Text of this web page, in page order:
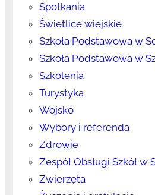
Spotkania
Świetlice wiejskie
Szkoła Podstawowa w
Szkoła Podstawowa w
Szkolenia
Turystyka
Wojsko
Wybory i referenda
Zdrowie
Zespół Obsługi Szkół w
Zwierzęta